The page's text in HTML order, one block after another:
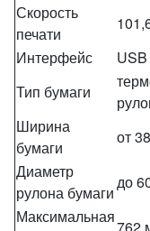
Скорость
печати
Интерфейс
Тип бумаги
Ширина
бумаги
от
Диаметр
рулона бумаги
до
Максимальная